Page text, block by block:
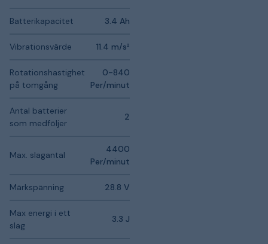
Batterikapacitet 3.4 Ah
Vibrationsvärde 11.4 m/s²
Rotationshastighet
på tomgång
0-840
Per/minut
Antal batterier
som medföljer
2
Max. slagantal
4400
Per/minut
Märkspänning 28.8 V
Max energi i ett
slag
3.3 J